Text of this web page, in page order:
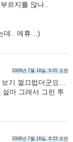
르지를 않나..
데.. 에휴…)
2008년 7월 16일, 6:05 오전
기 껄끄럽더군요…
마 그래서 그런 투
2008년 7월 16일, 6:33 오전